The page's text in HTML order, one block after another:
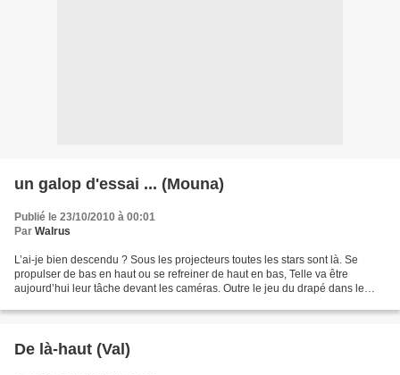
un galop d'essai ... (Mouna)
Publié le 23/10/2010 à 00:01
Par Walrus
L’ai-je bien descendu ? Sous les projecteurs toutes les stars sont là. Se
propulser de bas en haut ou se refreiner de haut en bas, Telle va être
aujourd’hui leur tâche devant les caméras. Outre le jeu du drapé dans le
De là-haut (Val)